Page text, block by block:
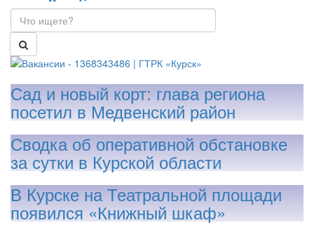
Сад и новый корт: глава региона
посетил в Медвенский район
Сводка об оперативной обстановке
за сутки в Курской области
В Курске на Театральной площади
появился «Книжный шкаф»